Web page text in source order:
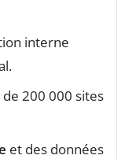
interne
de 200 000 sites
et des données